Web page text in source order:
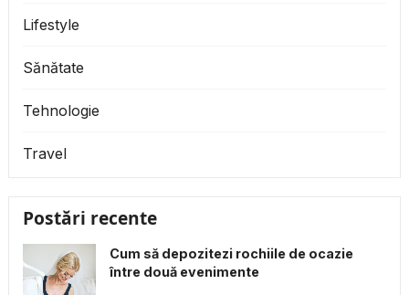
Lifestyle
Sănătate
Tehnologie
Travel
Postări recente
Cum să depozitezi rochiile de ocazie
între două evenimente